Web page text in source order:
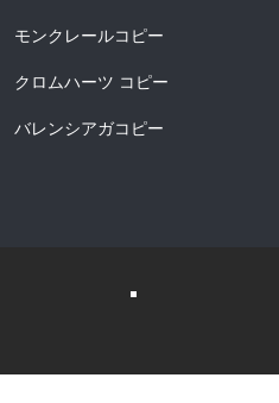
モンクレールコピー
クロムハーツ コピー
バレンシアガコピー